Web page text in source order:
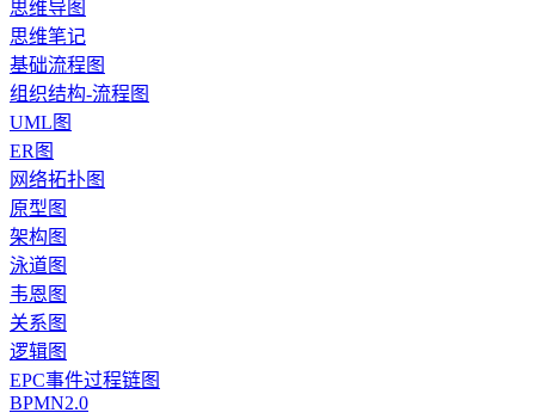
思维导图
思维笔记
基础流程图
组织结构-流程图
UML图
ER图
网络拓扑图
原型图
架构图
泳道图
韦恩图
关系图
逻辑图
EPC事件过程链图
BPMN2.0